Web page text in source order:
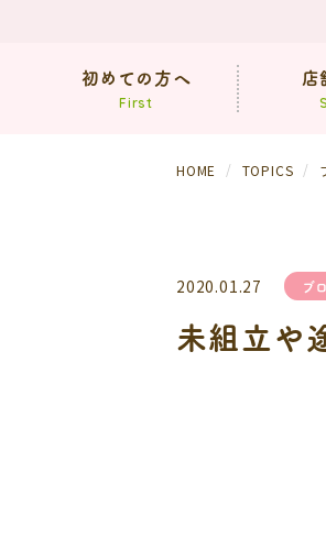
初めての方へ
First
店
HOME TOPICS
2020.01.27 ブ
未組立や